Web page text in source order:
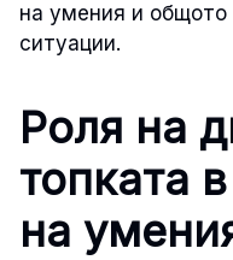
на умения и общото
ситуации.
Роля на
топката
на